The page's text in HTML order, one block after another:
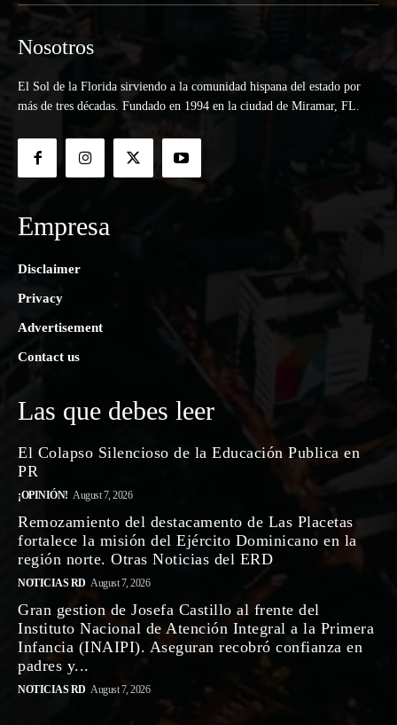
Nosotros
El Sol de la Florida sirviendo a la comunidad hispana del estado por
más de tres décadas. Fundado en 1994 en la ciudad de Miramar, FL.
Empresa
Disclaimer
Privacy
Advertisement
Contact us
Las que debes leer
El Colapso Silencioso de la Educación Publica en
PR
¡OPINIÓN! August 7, 2026
Remozamiento del destacamento de Las Placetas
fortalece la misión del Ejército Dominicano en la
región norte. Otras Noticias del ERD
NOTICIAS RD August 7, 2026
Gran gestion de Josefa Castillo al frente del
Instituto Nacional de Atención Integral a la Primera
Infancia (INAIPI). Aseguran recobró confianza en
padres y...
NOTICIAS RD August 7, 2026